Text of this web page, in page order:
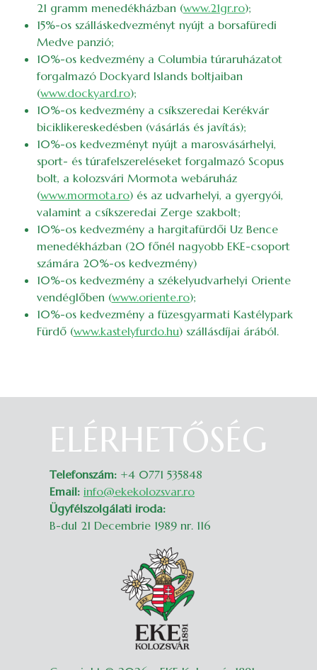
21 gramm menedékházban (www.21gr.ro);
15%-os szálláskedvezményt nyújt a borsafüredi
Medve panzió;
10%-os kedvezmény a Columbia túraruházatot
forgalmazó Dockyard Islands boltjaiban
(www.dockyard.ro);
10%-os kedvezmény a csíkszeredai Kerékvár
biciklikereskedésben (vásárlás és javítás);
10%-os kedvezményt nyújt a marosvásárhelyi,
sport- és túrafelszereléseket forgalmazó Scopus
bolt, a kolozsvári Mormota webáruház
(www.mormota.ro) és az udvarhelyi, a gyergyói,
valamint a csíkszeredai Zerge szakbolt;
10%-os kedvezmény a hargitafürdői Uz Bence
menedékházban (20 főnél nagyobb EKE-csoport
számára 20%-os kedvezmény)
10%-os kedvezmény a székelyudvarhelyi Oriente
vendéglőben (www.oriente.ro);
10%-os kedvezmény a füzesgyarmati Kastélypark
Fürdő (www.kastelyfurdo.hu) szállásdíjai árából.
ELÉRHETŐSÉG
Telefonszám: +4 0771 535848
Email: info@ekekolozsvar.ro
Ügyfélszolgálati iroda:
B-dul 21 Decembrie 1989 nr. 116